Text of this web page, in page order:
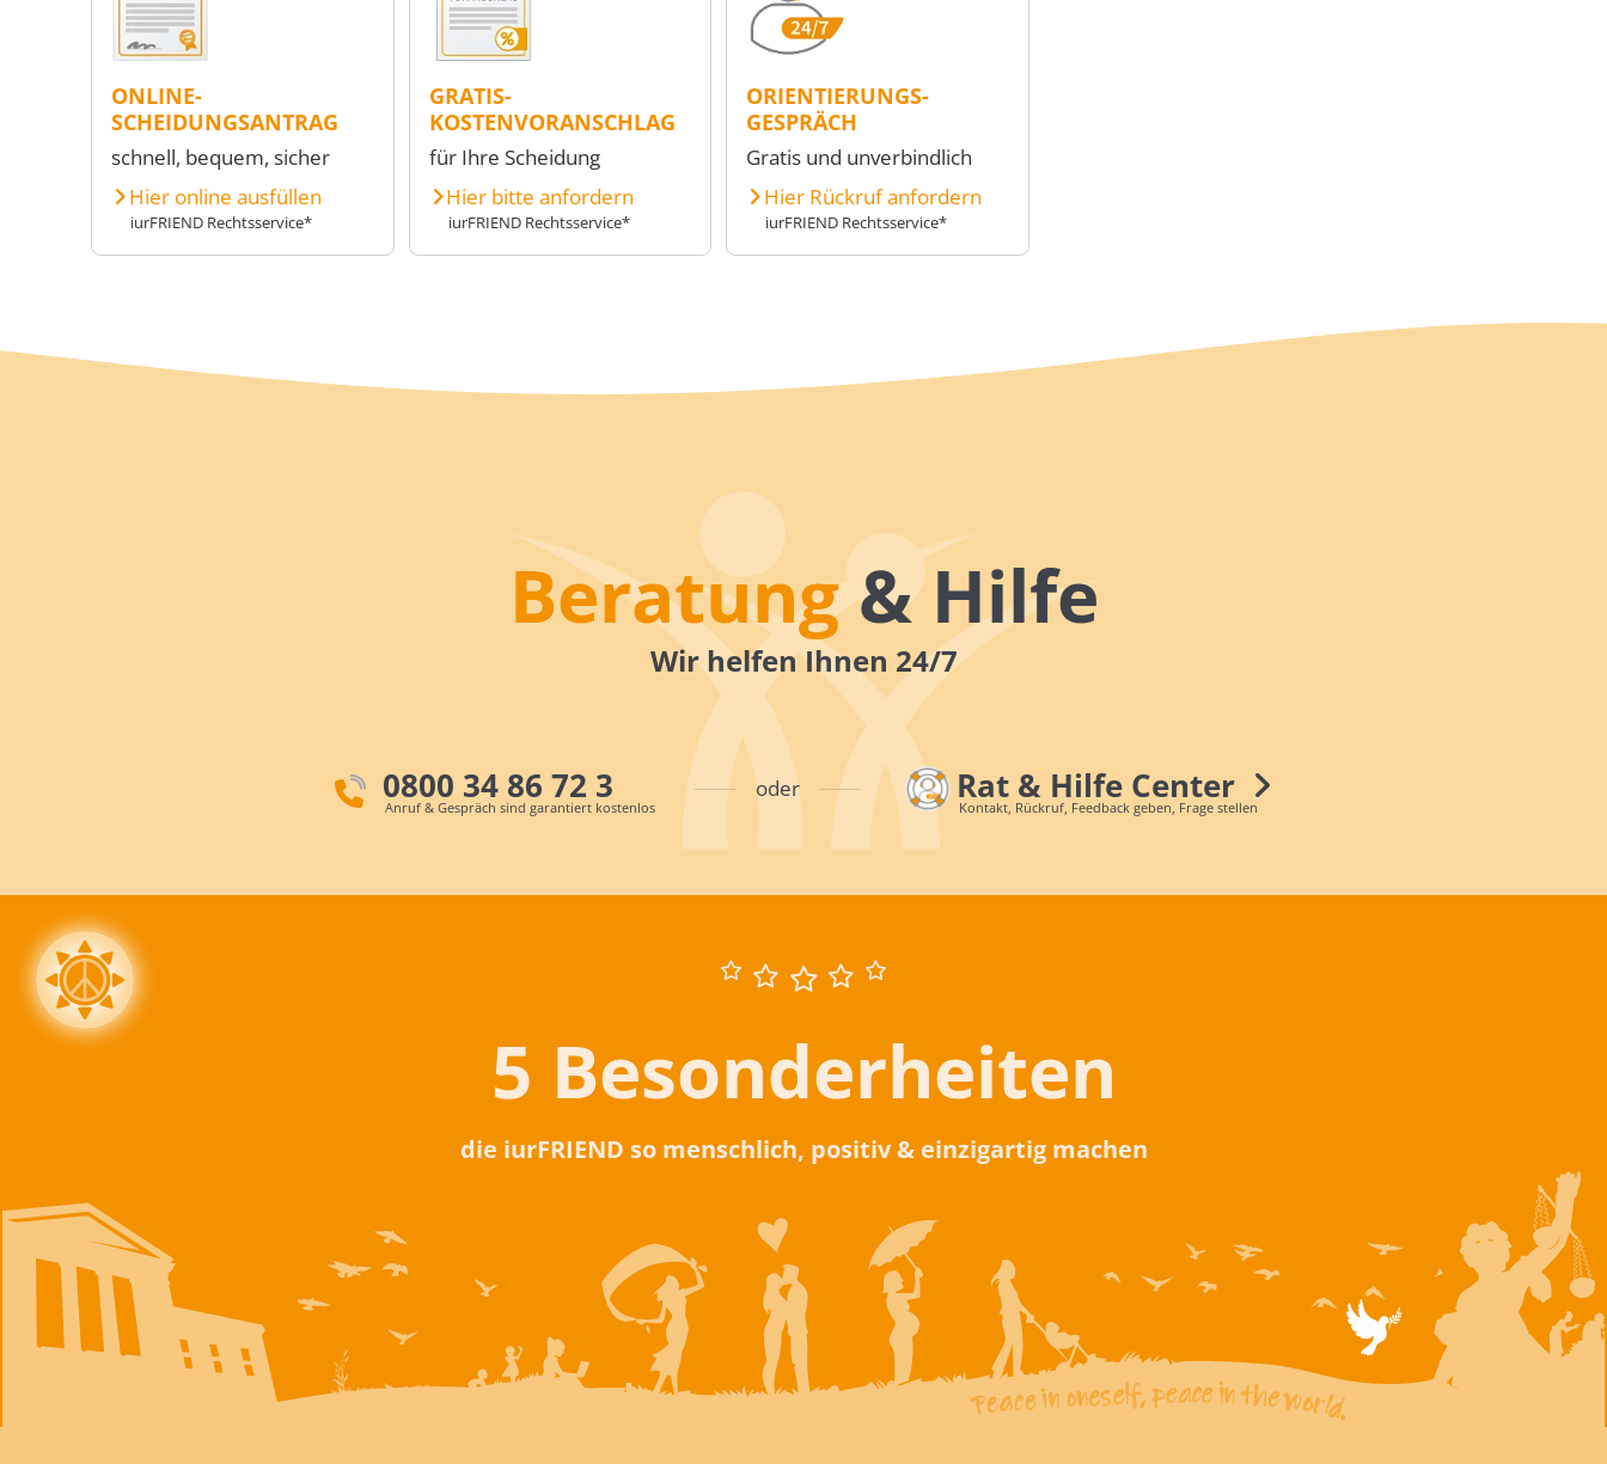
ONLINE-
SCHEIDUNGSANTRAG
schnell, bequem, sicher
Hier online ausfüllen
iurFRIEND Rechtsservice*
GRATIS-
KOSTENVORANSCHLAG
für Ihre Scheidung
Hier bitte anfordern
iurFRIEND Rechtsservice*
ORIENTIERUNGS-
GESPRÄCH
Gratis und unverbindlich
Hier Rückruf anfordern
iurFRIEND Rechtsservice*
Beratung& Hilfe
Wir helfen Ihnen 24/7
0800 34 86 72 3
Anruf & Gespräch sind garantiert kostenlos
oder Rat & Hilfe Center
Kontakt, Rückruf, Feedback geben, Frage stellen
5 Besonderheiten
die iurFRIEND so menschlich, positiv & einzigartig machen